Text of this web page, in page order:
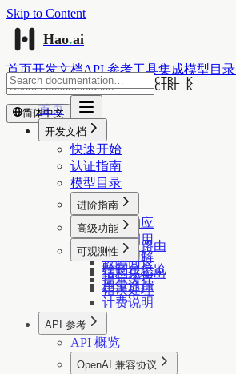
Skip to Content
Hao.ai
首页开发文档API 参考工具集成模型目录
CTRL K
简体中文
CTRL K
首页
开发文档
快速开始
认证指南
模型目录
进阶指南
流式响应
函数调用
视觉理解
结构化输出
错误处理
高级功能
供应商路由
故障回退
提示缓存
可观测性
控制台总览
用量追踪
计费说明
API 参考
API 概览
OpenAI 兼容协议